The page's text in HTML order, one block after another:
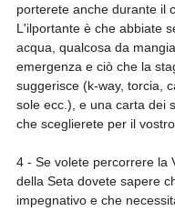
porterete anche durante il
L'ilportante è che abbiate
acqua, qualcosa da
emergenza e ciò che la
suggerisce (k-way, torcia,
sole ecc.), e una carta dei
che sceglierete per il
4 - Se volete percorrere la
della Seta dovete sapere
impegnativo e che